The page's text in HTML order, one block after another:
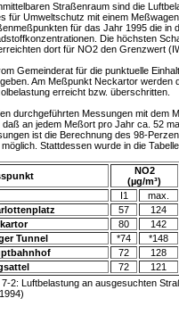
Straßenraum sind die
für Umweltschutz mit einem
für das Jahr 1995 die in
Die höchsten
dort für NO2 den Grenzwert
Gemeinderat für die punktuelle
Am Meßpunkt Neckartor werden
erreicht bzw. überschritten.
durchgeführten Messungen mit dem
daß an jedem Meßort pro Jahr ca. 52
ist die Berechnung des 98-
Stattdessen wurde in die
NO2
(µg/m³)
I1
max.
57 124
80 142
Tunnel
*74 *148
72 128
72 121
7-2: Luftbelastung an ausgesuchten